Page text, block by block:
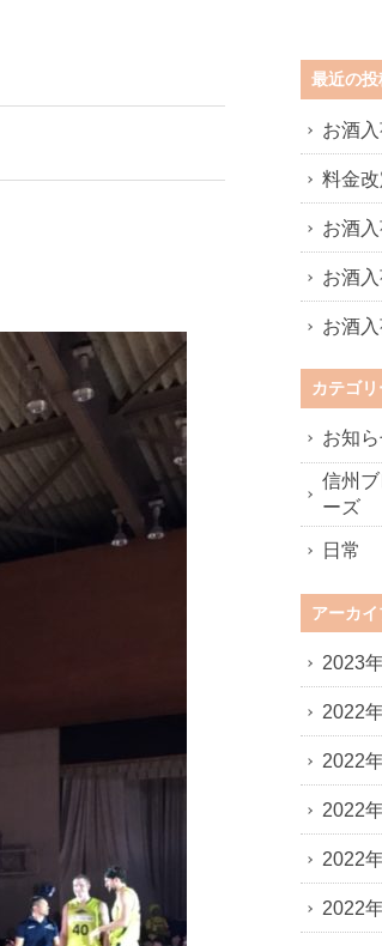
最近の投
お酒入
料金
お酒
お酒
お酒
カテゴリ
お知
信州
ーズ
日常
アーカイ
2023
2022
2022
2022
2022
2022